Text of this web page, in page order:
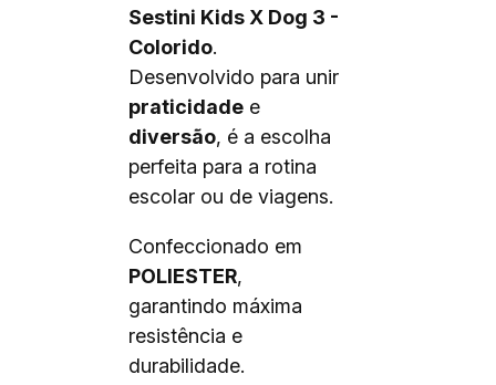
Sestini Kids X Dog 3 -
Colorido.
Desenvolvido para unir
praticidade e
diversão, é a escolha
perfeita para a rotina
escolar ou de viagens.
Confeccionado em
POLIESTER,
garantindo máxima
resistência e
durabilidade.